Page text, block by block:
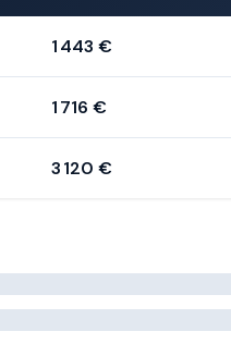
1 443 €
1 716 €
3 120 €